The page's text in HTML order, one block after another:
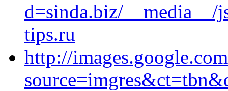
d=sinda.biz/__media__/
tips.ru
http://